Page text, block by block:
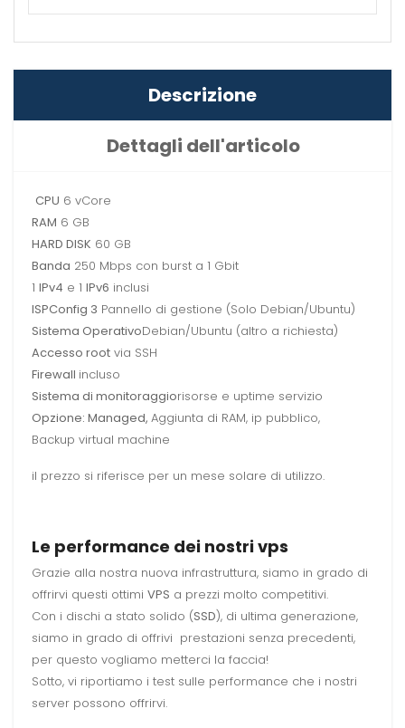
Descrizione
Dettagli dell'articolo
CPU 6 vCore
RAM 6 GB
HARD DISK 60 GB
Banda 250 Mbps con burst a 1 Gbit
1 IPv4 e 1 IPv6 inclusi
ISPConfig 3 Pannello di gestione (Solo Debian/Ubuntu)
Sistema OperativoDebian/Ubuntu (altro a richiesta)
Accesso root via SSH
Firewall incluso
Sistema di monitoraggiorisorse e uptime servizio
Opzione: Managed, Aggiunta di RAM, ip pubblico,
Backup virtual machine
il prezzo si riferisce per un mese solare di utilizzo.
Le performance dei nostri vps
Grazie alla nostra nuova infrastruttura, siamo in grado di
offrirvi questi ottimi VPS a prezzi molto competitivi.
Con i dischi a stato solido (SSD), di ultima generazione,
siamo in grado di offrivi prestazioni senza precedenti,
per questo vogliamo metterci la faccia!
Sotto, vi riportiamo i test sulle performance che i nostri
server possono offrirvi.